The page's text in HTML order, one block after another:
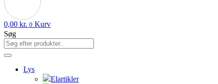
0,00 kr. 0 Kurv
Søg
Lys
Elartikler